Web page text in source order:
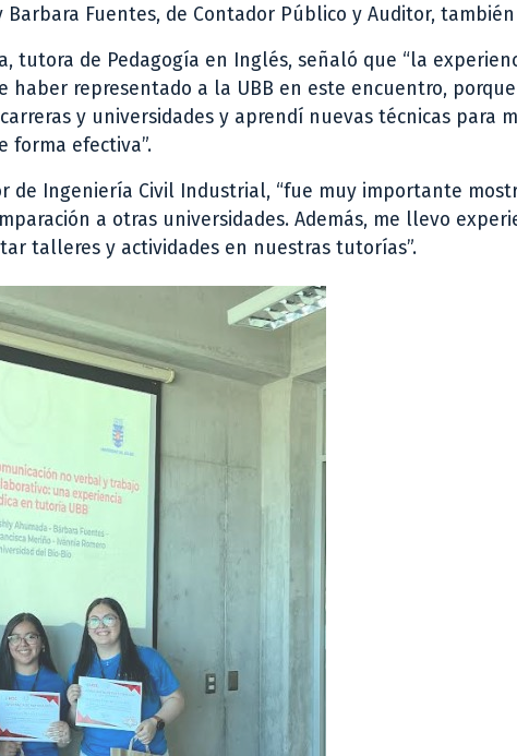
Fuentes, de Contador Público y Auditor,
tutora de Pedagogía en Inglés, señaló que “la
haber representado a la UBB en este encuentro,
y universidades y aprendí nuevas técnicas para
forma efectiva”.
de Ingeniería Civil Industrial, “fue muy importante
a otras universidades. Además, me llevo
talleres y actividades en nuestras tutorías”.